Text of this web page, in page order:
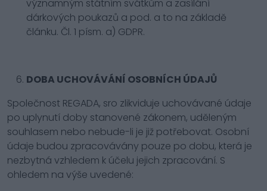
významným státním svátkům a zasílání
dárkových poukazů a pod. a to na základě
článku. Čl. 1 písm. a) GDPR.
DOBA UCHOVÁVÁNÍ OSOBNÍCH ÚDAJŮ
Společnost REGADA, sro zlikviduje uchovávané údaje
po uplynutí doby stanovené zákonem, uděleným
souhlasem nebo nebude-li je již potřebovat. Osobní
údaje budou zpracovávány pouze po dobu, která je
nezbytná vzhledem k účelu jejich zpracování. S
ohledem na výše uvedené: